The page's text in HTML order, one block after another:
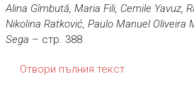
Alina Gîmbută, Maria Fili, Cemile Yavuz,
Nikolina Ratković, Paulo Manuel Oliveira
Sega – стр. 388
Отвори пълния текст